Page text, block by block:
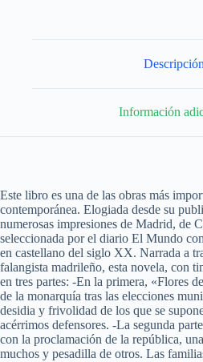
Descripción
Información
Este libro es una de las obras más
contemporánea. Elogiada desde su
numerosas impresiones de Madrid, de
seleccionada por el diario El Mundo
en castellano del siglo XX. Narrada a
falangista madrileño, esta novela, con
en tres partes: -En la primera, «Flores
de la monarquía tras las elecciones
desidia y frivolidad de los que se
acérrimos defensores. -La segunda
con la proclamación de la república,
muchos y pesadilla de otros. Las